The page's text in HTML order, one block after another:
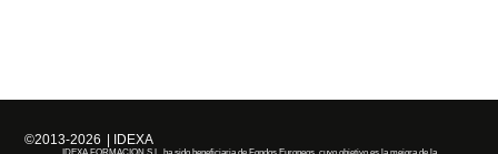
©2013-2026 | IDEXA